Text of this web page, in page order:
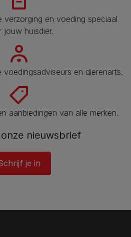
verzorging en voeding speciaal
jouw huisdier.
en dierenarts.
aanbiedingen van alle merken.
nieuwsbrief
je in